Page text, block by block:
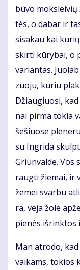
bu­vo
tės, o da­bar ir
si­sa­kau kai
skir­ti kū­ry­bai, o
va­rian­tas.
zuo­ju, ku­riu
Džiau­giuo­si,
nai pir­ma to­kia
še­šiuo­se
su In­gri­da
Griun­val­de.
raug­ti žie­mai, ir
že­mei svar­bu
ra, ve­ja žo­le
pie­nės iš­rink­tos
Man at­ro­do,
vai­kams, to­kios